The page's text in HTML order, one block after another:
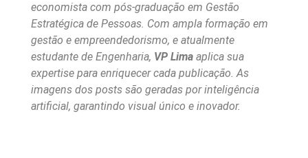
economista com pós-graduação em Gestão
Estratégica de Pessoas. Com ampla formação em
gestão e empreendedorismo, e atualmente
estudante de Engenharia, VP Lima aplica sua
expertise para enriquecer cada publicação. As
imagens dos posts são geradas por inteligência
artificial, garantindo visual único e inovador.